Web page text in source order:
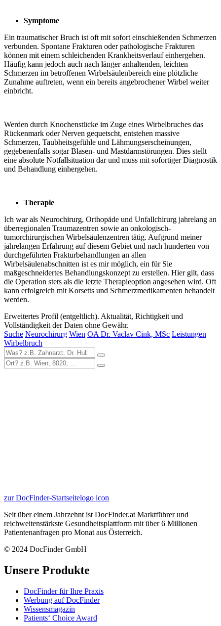
Symptome
Ein traumatischer Bruch ist oft mit sofort einschießenden Schmerzen
verbunden. Spontane Frakturen oder pathologische Frakturen
können mit einem schleichenden Krankheitsverlauf einhergehen.
Häufig kann jedoch auch nach länger anhaltenden, leichten
Schmerzen im betroffenen Wirbelsäulenbereich eine plötzliche
Zunahme auftreten, wenn ein bereits angebrochener Wirbel weiter
einbricht.
Werden durch Knochenstücke im Zuge eines Wirbelbruches das
Rückenmark oder Nerven gequetscht, entstehen massive
Schmerzen, Taubheitsgefühle und Lähmungserscheinungen,
gegebenenfalls sogar Blasen- und Mastdarmstörungen. Dies stellt
eine absolute Notfallsituation dar und muss mit sofortiger Diagnostik
und Behandlung einhergehen.
Therapie
Ich war als Neurochirurg, Orthopäde und Unfallchirurg jahrelang an
überregionalen Traumazentren sowie an onkologisch-
tumorchirurgischen Wirbelsäulenzentren tätig. Aufgrund meiner
jahrelangen Erfahrung auf diesem Gebiet und nach hunderten von
durchgeführten Frakturbehandlungen an allen
Wirbelsäulenabschnitten ist es mir möglich, ein für Sie
maßgeschneidertes Behandlungskonzept zu erstellen. Hier gilt, dass
die Operation stets als die letzte Therapieoption angesehen wird. Oft
kann erfolgreich mit Korsetts und Schmerzmedikamenten behandelt
werden.
Erweitertes Profil (entgeltlich). Aktualität, Richtigkeit und
Vollständigkeit der Daten ohne Gewähr.
Suche Neurochirurg Wien OA Dr. Vaclav Cink, MSc Leistungen
Wirbelbruch
zur DocFinder-Startseitelogo icon
Seit über einem Jahrzehnt ist DocFinder.at Marktführer und
reichweitenstärkste Gesundheitsplattform mit über 6 Millionen
Patientenanfragen pro Monat aus Österreich.
© 2024 DocFinder GmbH
Unsere Produkte
DocFinder für Ihre Praxis
Werbung auf DocFinder
Wissensmagazin
Patients‘ Choice Award